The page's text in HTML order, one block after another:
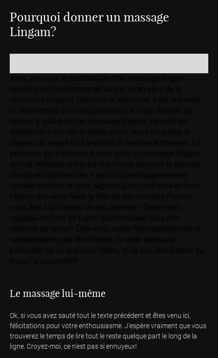
Pourquoi donner un massage
Lingam?
Le massage lui-même
Ok, si vous avez sauté tout le texte précédent et êtes venu ici,
félicitations pour votre enthousiasme. J'espère vraiment que vous
trouverez le temps de lire tout le reste quelque part le long de la
ligne. Croyez-moi, ce n’est pas si ennuyeux!